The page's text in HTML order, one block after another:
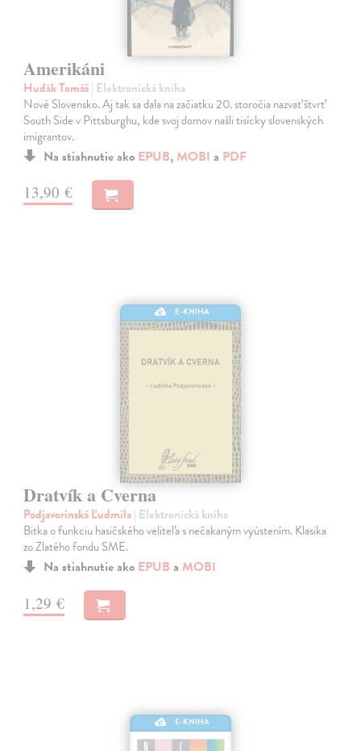
Amerikáni
Hudák Tomáš| Elektronická kniha
Nové Slovensko. Aj tak sa dala na začiatku 20. storočia nazvať štvrť
South Side v Pittsburghu, kde svoj domov našli tisícky slovenských
imigrantov.
Na stiahnutie ako EPUB, MOBI a PDF
13,90 €
E-KNIHA
Dratvík a Cverna
Podjavorinská Ľudmila| Elektronická kniha
Bitka o funkciu hasičského veliteľa s nečakaným vyústením. Klasika
zo Zlatého fondu SME.
Na stiahnutie ako EPUB a MOBI
1,29 €
E-KNIHA